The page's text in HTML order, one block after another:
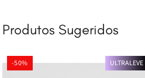
Produtos Sugeridos
ULTRALEVE
-50%